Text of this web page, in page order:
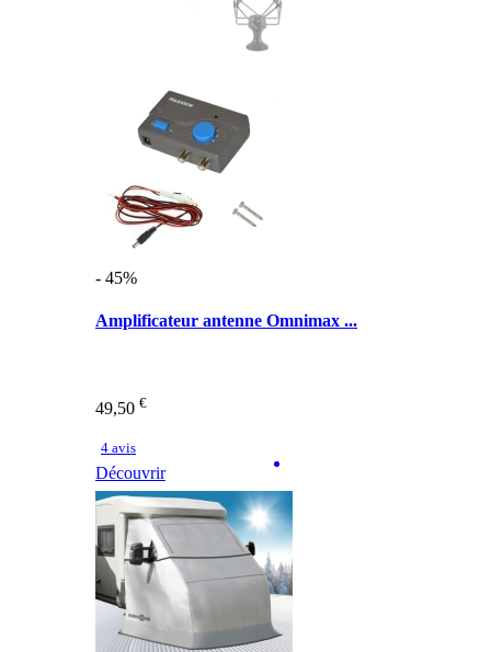
- 45%
Amplificateur antenne Omnimax ...
49,50 €
4 avis
Découvrir